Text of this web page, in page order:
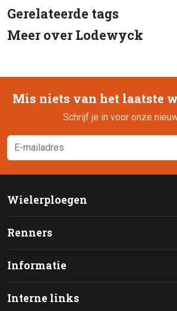
Gerelateerde tags
Meer over Lodewyck
Mis niets van het laatste
Schrijf je in voor onze
Wielerploegen
Renners
Informatie
Interne links